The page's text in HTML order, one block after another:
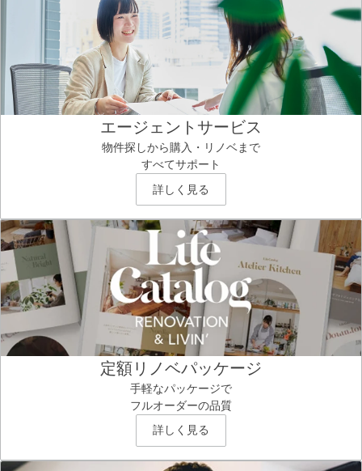
エージェントサービス
物件探しから購入・リノベまで
すべてサポート
詳しく見る
定額リノベパッケージ
手軽なパッケージで
フルオーダーの品質
詳しく見る